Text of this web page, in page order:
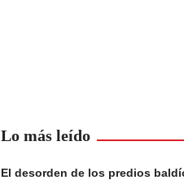
Lo más leído
El desorden de los predios